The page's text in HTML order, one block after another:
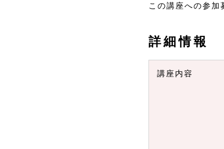
この講座への参
詳細情報
講座内容